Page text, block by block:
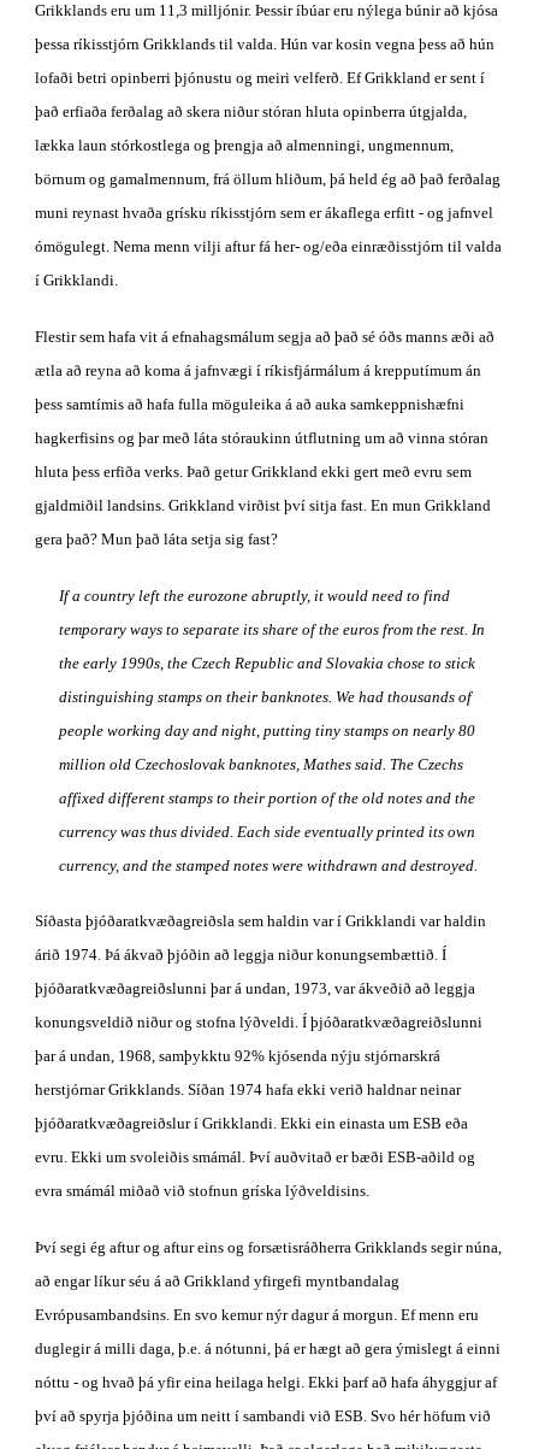
Grikklands eru um 11,3 milljónir. Þessir íbúar eru nýlega búnir að kjósa
þessa ríkisstjórn Grikklands til valda. Hún var kosin vegna þess að hún
lofaði betri opinberri þjónustu og meiri velferð. Ef Grikkland er sent í
það erfiaða ferðalag að skera niður stóran hluta opinberra útgjalda,
lækka laun stórkostlega og þrengja að almenningi, ungmennum,
börnum og gamalmennum, frá öllum hliðum, þá held ég að það ferðalag
muni reynast hvaða grísku ríkisstjórn sem er ákaflega erfitt - og jafnvel
ómögulegt. Nema menn vilji aftur fá her- og/eða einræðisstjórn til valda
í Grikklandi.
Flestir sem hafa vit á efnahagsmálum segja að það sé óðs manns æði að
ætla að reyna að koma á jafnvægi í ríkisfjármálum á krepputímum án
þess samtímis að hafa fulla möguleika á að auka samkeppnishæfni
hagkerfisins og þar með láta stóraukinn útflutning um að vinna stóran
hluta þess erfiða verks. Það getur Grikkland ekki gert með evru sem
gjaldmiðil landsins. Grikkland virðist því sitja fast. En mun Grikkland
gera það? Mun það láta setja sig fast?
If a country left the eurozone abruptly, it would need to find
temporary ways to separate its share of the euros from the rest. In
the early 1990s, the Czech Republic and Slovakia chose to stick
distinguishing stamps on their banknotes. We had thousands of
people working day and night, putting tiny stamps on nearly 80
million old Czechoslovak banknotes, Mathes said. The Czechs
affixed different stamps to their portion of the old notes and the
currency was thus divided. Each side eventually printed its own
currency, and the stamped notes were withdrawn and destroyed.
Síðasta þjóðaratkvæðagreiðsla sem haldin var í Grikklandi var haldin
árið 1974. Þá ákvað þjóðin að leggja niður konungsembættið. Í
þjóðaratkvæðagreiðslunni þar á undan, 1973, var ákveðið að leggja
konungsveldið niður og stofna lýðveldi. Í þjóðaratkvæðagreiðslunni
þar á undan, 1968, samþykktu 92% kjósenda nýju stjórnarskrá
herstjórnar Grikklands. Síðan 1974 hafa ekki verið haldnar neinar
þjóðaratkvæðagreiðslur í Grikklandi. Ekki ein einasta um ESB eða
evru. Ekki um svoleiðis smámál. Því auðvitað er bæði ESB-aðild og
evra smámál miðað við stofnun gríska lýðveldisins.
Því segi ég aftur og aftur eins og forsætisráðherra Grikklands segir núna,
að engar líkur séu á að Grikkland yfirgefi myntbandalag
Evrópusambandsins. En svo kemur nýr dagur á morgun. Ef menn eru
duglegir á milli daga, þ.e. á nótunni, þá er hægt að gera ýmislegt á einni
nóttu - og hvað þá yfir eina heilaga helgi. Ekki þarf að hafa áhyggjur af
því að spyrja þjóðina um neitt í sambandi við ESB. Svo hér höfum við